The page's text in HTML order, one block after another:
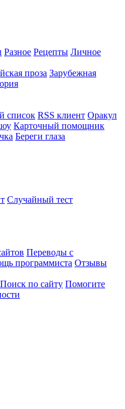
Разное Рецепты Личное
проза Зарубежная
список RSS клиент Оракул
Карточный помощник
Береги глаза
Случайный тест
Переводы с
программиста Отзывы
Поиск по сайту Помогите